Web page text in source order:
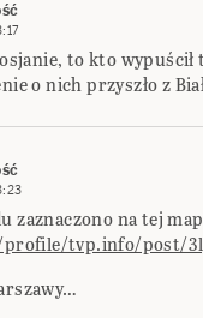
to kto wypuścił
o nich przyszło z
zaznaczono na tej
tvp.info/post/